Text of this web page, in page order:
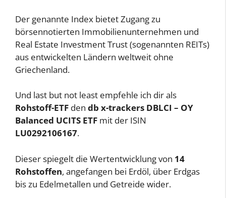
Der genannte Index bietet Zugang zu
börsennotierten Immobilienunternehmen und
Real Estate Investment Trust (sogenannten REITs)
aus entwickelten Ländern weltweit ohne
Griechenland.
Und last but not least empfehle ich dir als
Rohstoff-ETF den db x-trackers DBLCI – OY
Balanced UCITS ETF mit der ISIN
LU0292106167.
Dieser spiegelt die Wertentwicklung von 14
Rohstoffen, angefangen bei Erdöl, über Erdgas
bis zu Edelmetallen und Getreide wider.